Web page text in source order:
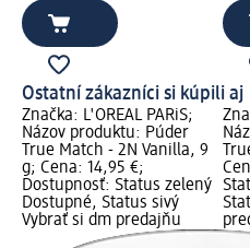
Ostatní zákazníci si kúpili aj
Značka: L'ORÉAL PARiS;
Názov produktu: Púder
True Match - 2N Vanilla, 9
g; Cena: 14,95 €;
Dostupnosť: Status zelený
Dostupné, Status sivý
Vybrať si dm predajňu